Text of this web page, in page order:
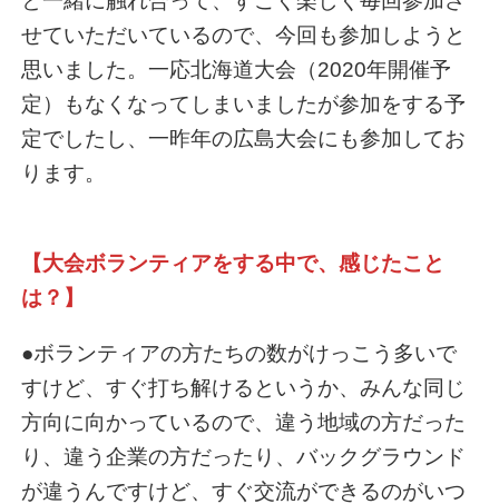
せていただいているので、今回も参加しようと
思いました。一応北海道大会（2020年開催予
定）もなくなってしまいましたが参加をする予
定でしたし、一昨年の広島大会にも参加してお
ります。
【大会ボランティアをする中で、感じたこと
は？】
●ボランティアの方たちの数がけっこう多いで
すけど、すぐ打ち解けるというか、みんな同じ
方向に向かっているので、違う地域の方だった
り、違う企業の方だったり、バックグラウンド
が違うんですけど、すぐ交流ができるのがいつ